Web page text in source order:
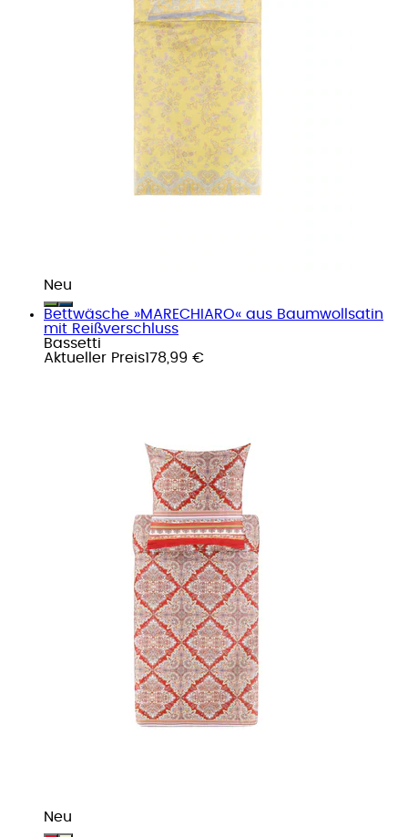
Neu
Bettwäsche »MARECHIARO« aus Baumwollsatin
mit Reißverschluss
Bassetti
Aktueller Preis178,99 €
Neu